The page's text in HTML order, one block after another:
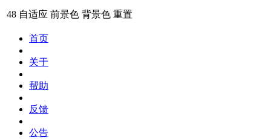
48 自适应 前景色 背景色 重置
首页
关于
帮助
反馈
公告